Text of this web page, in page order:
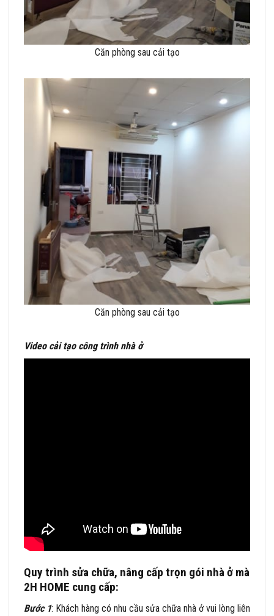
Căn phòng sau cải tạo
Căn phòng sau cải tạo
Video cải tạo công trình nhà ở
Quy trình sửa chữa, nâng cấp trọn gói nhà ở mà
2H HOME cung cấp:
Bước 1: Khách hàng có nhu cầu sửa chữa nhà ở vui lòng liên